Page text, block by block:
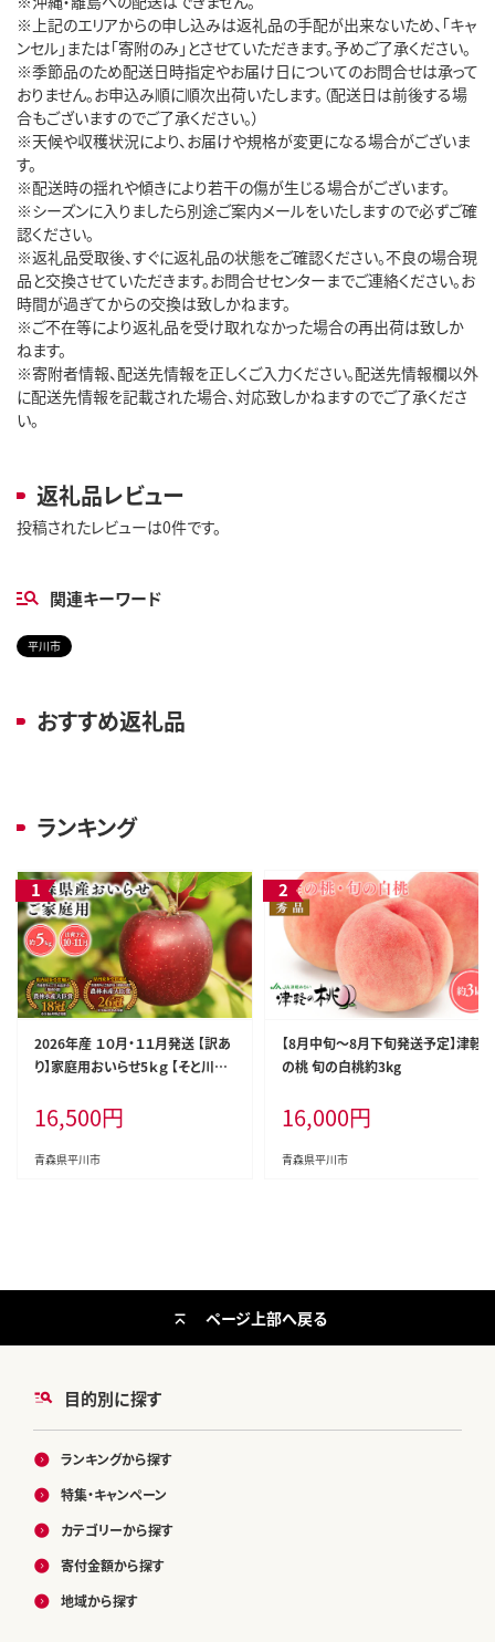
※上記のエリアからの申し込みは返礼品の手配が出来ないため、「キャ
ンセル」または「寄附のみ」とさせていただきます。予めご了承ください。
※季節品のため配送日時指定やお届け日についてのお問合せは承って
おりません。お申込み順に順次出荷いたします。（配送日は前後する場
合もございますのでご了承ください。）
※天候や収穫状況により、お届けや規格が変更になる場合がございま
す。
※配送時の揺れや傾きにより若干の傷が生じる場合がございます。
※シーズンに入りましたら別途ご案内メールをいたしますので必ずご確
認ください。
※返礼品受取後、すぐに返礼品の状態をご確認ください。不良の場合現
品と交換させていただきます。お問合せセンターまでご連絡ください。お
時間が過ぎてからの交換は致しかねます。
※ご不在等により返礼品を受け取れなかった場合の再出荷は致しか
ねます。
※寄附者情報、配送先情報を正しくご入力ください。配送先情報欄以外
に配送先情報を記載された場合、対応致しかねますのでご了承くださ
い。
返礼品レビュー
投稿されたレビューは0件です。
関連キーワード
平川市
おすすめ返礼品
ランキング
2026年産 １０月・１１月発送 【訳あ
り】家庭用おいらせ5ｋｇ 【そと川り
川市・りんご・おいらせ・5ｋｇ・訳あ
り・家庭用】
16,500円
青森県平川市
【8月中旬～8月下旬発送予定】津軽
の桃 旬の白桃約3kg
16,000円
青森県平川市
目的別に探す
ランキングから探す
特集・キャンペーン
カテゴリーから探す
寄付金額から探す
地域から探す
ページ上部へ戻る